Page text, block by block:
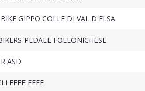
GIPPO COLLE DI VAL D'ELSA
PEDALE FOLLONICHESE
ASD
EFFE EFFE